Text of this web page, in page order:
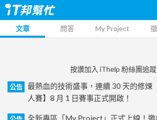
文章 問答 My Project
按讚加入 iThelp 粉絲團追蹤
公告
最熱血的技術盛事，連續 30 天的修煉
人賽】8 月 1 日賽事正式開啟！
全新專區「My Project」正式上線！邀